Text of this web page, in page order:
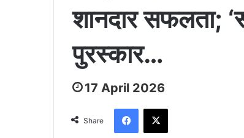
शानदार सफलता;
पुरस्कार…
17 April 2026
Share
Facebook
X